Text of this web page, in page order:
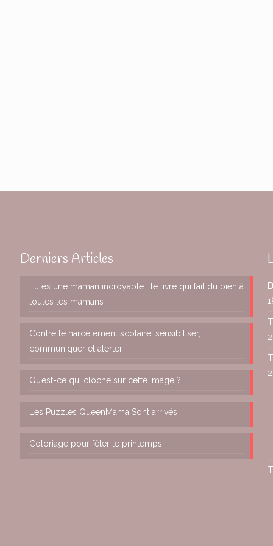
Derniers Articles
Tu es une maman incroyable : le livre qui fait du bien à
toutes les mamans
Contre le harcèlement scolaire, sensibiliser,
communiquer et alerter !
Qu’est-ce qui cloche sur cette image ?
Les Puzzles QueenMama Sont arrivés
Coloriage pour fêter le printemps